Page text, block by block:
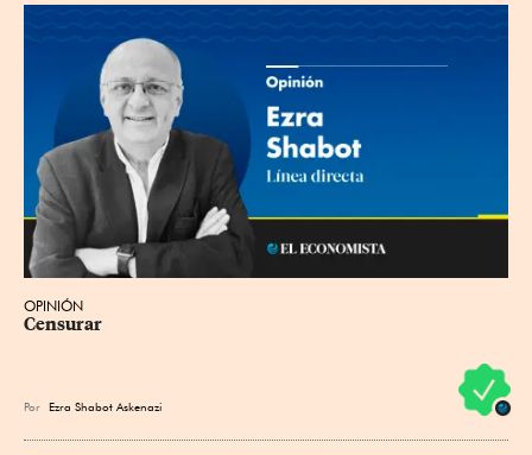
OPINIÓN
Censurar
Por Ezra Shabot Askenazi